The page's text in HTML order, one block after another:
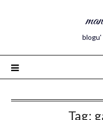
blogu'
Tag: